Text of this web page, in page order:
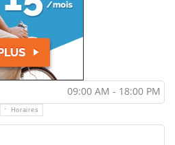
09:00 AM - 18:00 PM
Horaires